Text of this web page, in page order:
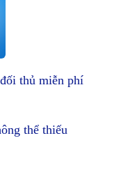
thủ miễn phí
thể thiếu